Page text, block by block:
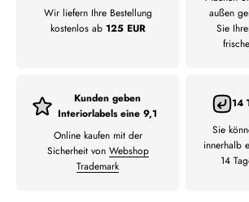
Wir liefern Ihre Bestellung
kostenlos ab 125 EUR
außen
Sie
Kunden geben
Interiorlabels eine 9,1
Online kaufen mit der
Sicherheit von Webshop
Trademark
14
Sie
innerhalb
14